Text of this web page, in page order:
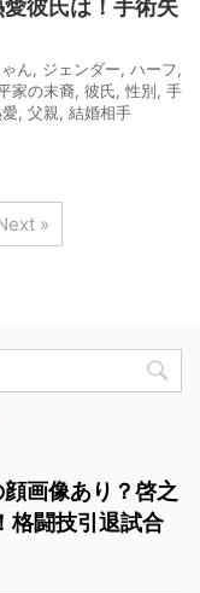
彼氏は！手術失
ん, ジェンダー, ハーフ,
家の末裔, 彼氏, 性別, 手
, 父親, 結婚相手
»
画像あり？啓之
格闘技引退試合